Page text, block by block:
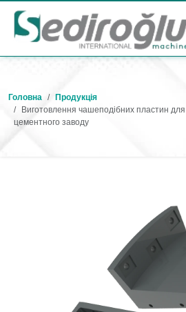
Головна
Продукція
Виготовлення чашеподібних пластин
цементного заводу